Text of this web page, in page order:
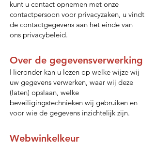
kunt u contact opnemen met onze
contactpersoon voor privacyzaken, u vindt
de contactgegevens aan het einde van
ons privacybeleid.
Over de gegevensverwerking
Hieronder kan u lezen op welke wijze wij
uw gegevens verwerken, waar wij deze
(laten) opslaan, welke
beveiligingstechnieken wij gebruiken en
voor wie de gegevens inzichtelijk zijn.
Webwinkelkeur